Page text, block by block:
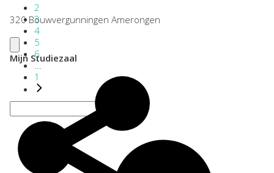
2
3
4
5
6
...
1
320 Bouwvergunningen Amerongen
Mijn Studiezaal